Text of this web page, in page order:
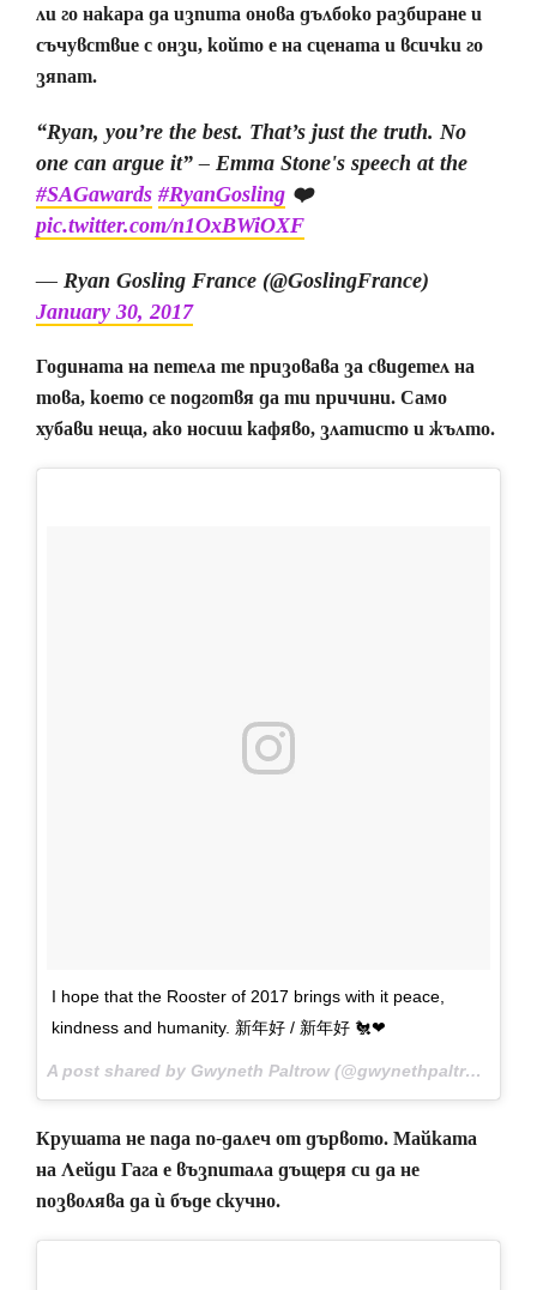
ли го накара да изпита онова дълбоко разбиране и
съчувствие с онзи, който е на сцената и всички го
зяпат.
“Ryan, you’re the best. That’s just the truth. No
one can argue it” – Emma Stone's speech at the
#SAGawards #RyanGosling ❤️
pic.twitter.com/n1OxBWiOXF
— Ryan Gosling France (@GoslingFrance)
January 30, 2017
Годината на петела те призовава за свидетел на
това, което се подготвя да ти причини. Само
хубави неща, ако носиш кафяво, златисто и жълто.
I hope that the Rooster of 2017 brings with it peace,
kindness and humanity. 新年好 / 新年好 🐔❤
A post shared by Gwyneth Paltrow (@gwynethpaltrow) on
Крушата не пада по-далеч от дървото. Майката
на Лейди Гага е възпитала дъщеря си да не
позволява да ѝ бъде скучно.